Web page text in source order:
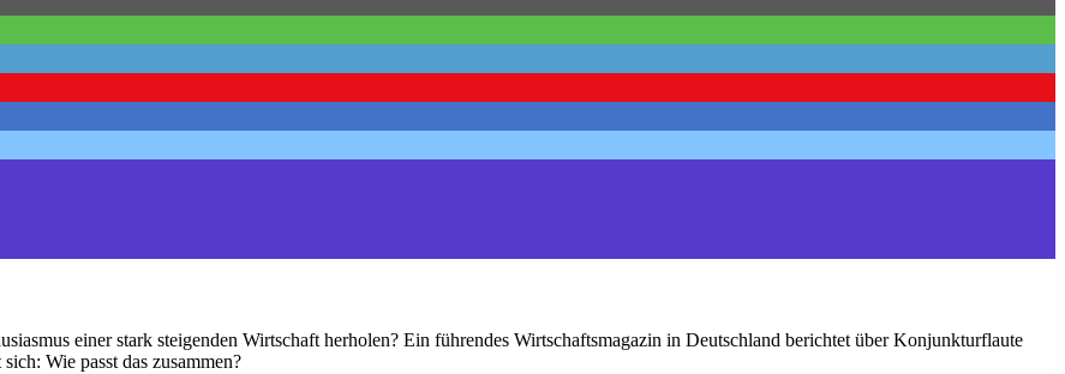
einer stark steigenden Wirtschaft herholen? Ein führendes Wirtschaftsmagazin in Deutschland berichtet über Konjunkturflaute
Wie passt das zusammen?